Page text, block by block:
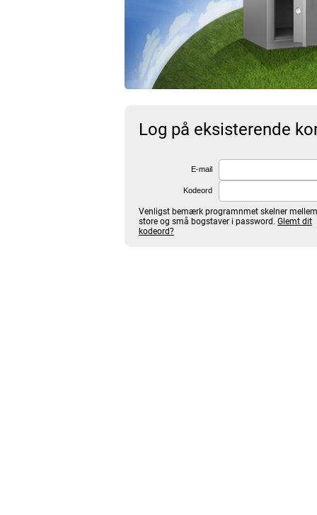
Log på eksisterende
E-mail
Kodeord
Venligst bemærk programnmet skelner mellem
store og små bogstaver i password. Glemt dit
kodeord?